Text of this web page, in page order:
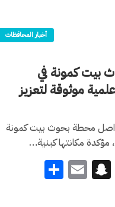
أخبار المحافظات
بيت كمونة في
موثوقة لتعزيز
محطة بحوث بيت كمونة
مكانتها كبنية…
Viber
Snapchat
Email